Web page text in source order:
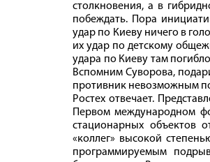
столкновения, а в
побеждать. Пора
удар по Киеву ничего в
их удар по детскому
удара по Киеву там
Вспомним Суворова,
противник невозможным
Ростех отвечает.
Первом международном
стационарных объектов
«коллег» высокой
программируемым